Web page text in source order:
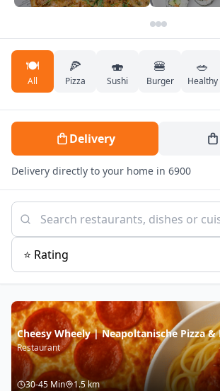
Kategori bannerları. Ok tuşları ile
🍽️
All
🍕
Pizza
🍣
Sushi
🍔
Burger
🥗
Healthy
Delivery
Delivery directly to your home in 6900
Cheesy Wheely | Neapoltanische Pizza &
Restaurant
30-45 Min
1.5 km